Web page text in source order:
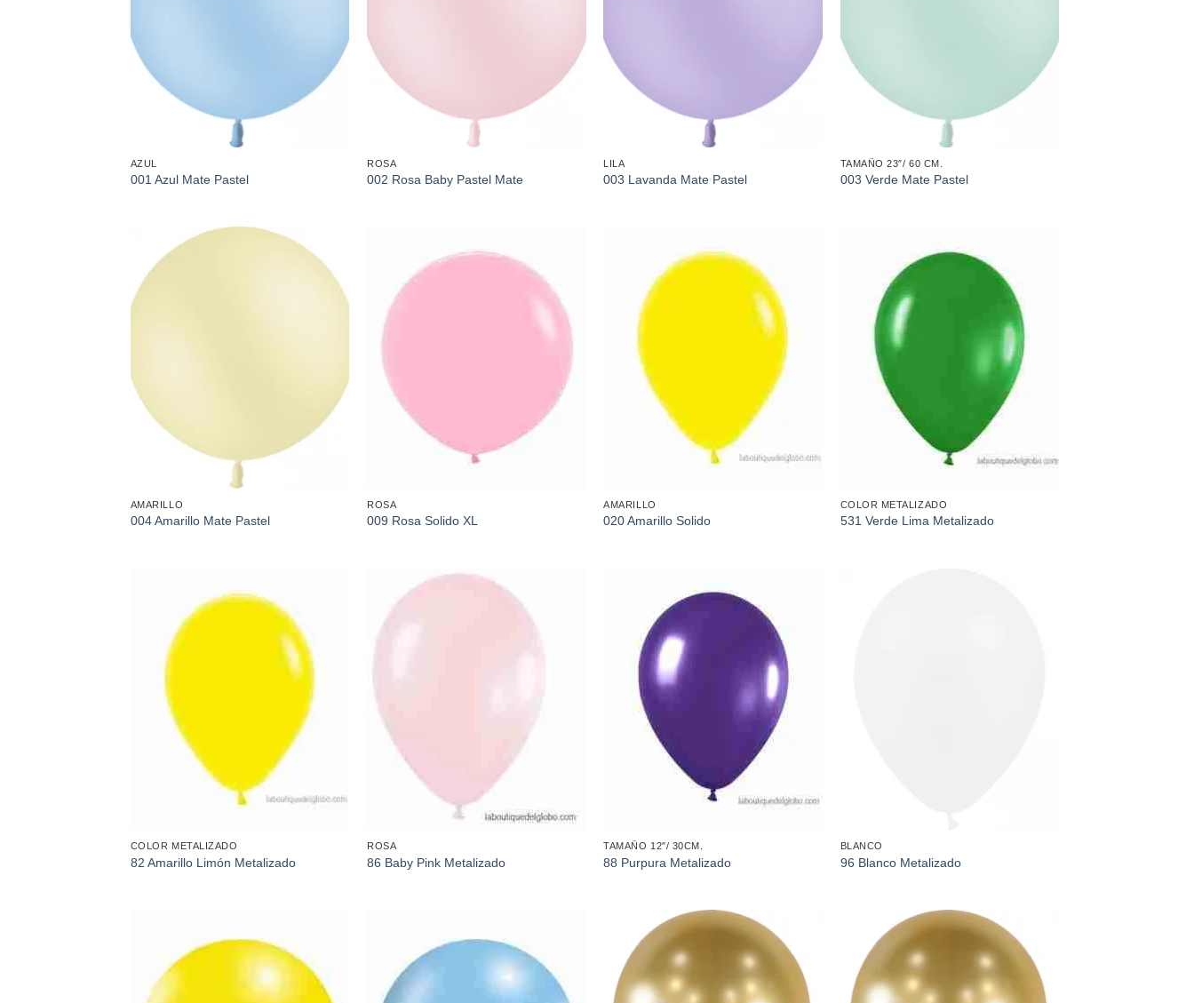
AZUL
001 Azul Mate Pastel
ROSA
002 Rosa Baby Pastel Mate
LILA
003 Lavanda Mate Pastel
TAMAÑO 23″/ 60 CM.
003 Verde Mate Pastel
Añadir
AMARILLO
004 Amarillo Mate Pastel
Añadir
a la
lista de
deseos
ROSA
009 Rosa Solido XL
lista de
deseos
AMARILLO
020 Amarillo Solido
lista de
deseos
COLOR METALIZADO
531 Verde Lima Metalizado
lista de
deseos
COLOR METALIZADO
82 Amarillo Limón Metalizado
ROSA
86 Baby Pink Metalizado
lista de
deseos
TAMAÑO 12″/ 30CM.
88 Purpura Metalizado
BLANCO
96 Blanco Metalizado
Añadir
a la
lista de
deseos
Añadir
a la
lista de
deseos
Añadir
a la
lista de
deseos
Añadir
a la
lista de
deseos